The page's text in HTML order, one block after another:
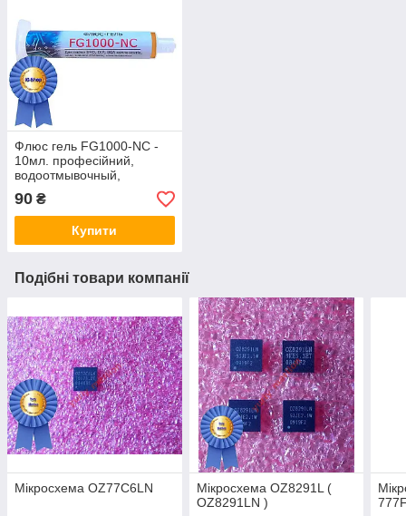
Флюс гель FG1000-NC -
10мл. професійний,
водоотмывочный,
водосмываемый
90 ₴
Купити
Подібні товари компанії
Мікросхема OZ77C6LN
Мікросхема OZ8291L (
OZ8291LN )